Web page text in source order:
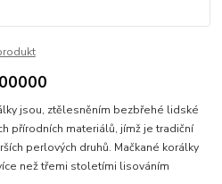
jsou, ztělesněním bezbřehé lidské
přírodních materiálů, jímž je tradiční
perlových druhů. Mačkané korálky
než třemi stoletími lisováním